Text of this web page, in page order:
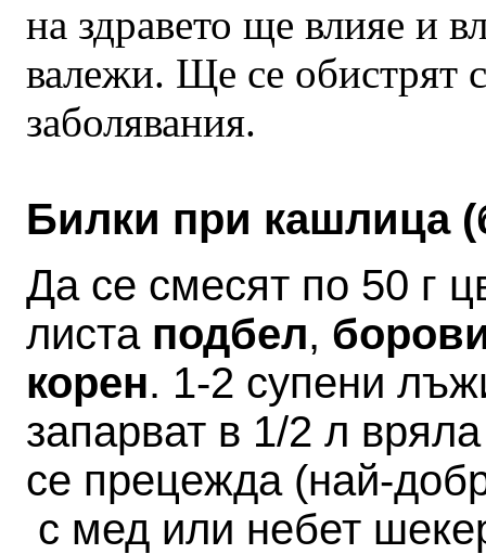
на здравето ще влияе и
валежи. Ще се обистрят
заболявания.
Билки при кашлица
Да се смесят по 50 г
листа подбел,
корен. 1-2 супени
запарват в 1/2 л
се прецежда (най-
с мед или небет